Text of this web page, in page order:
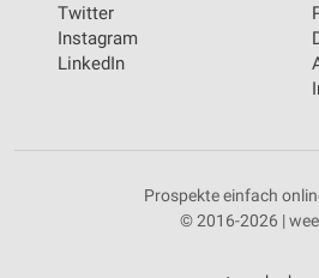
Twitter
Instagram
LinkedIn
Prospekte einfach
© 2016-2026 |